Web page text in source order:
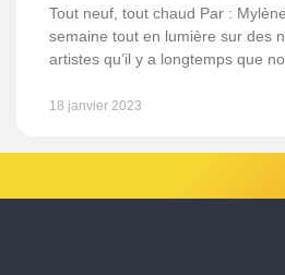
Tout neuf, tout chaud Par :
semaine tout en lumière sur des
artistes qu’il y a longtemps que
18 janvier 2023